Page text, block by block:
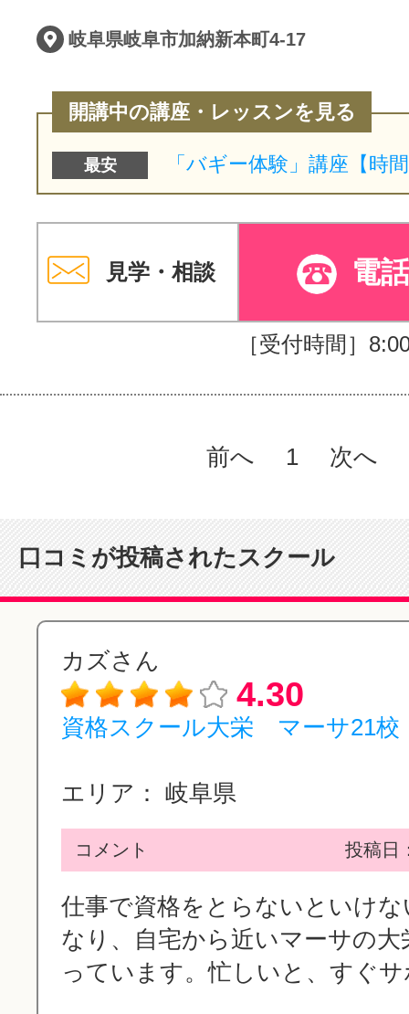
岐阜県岐阜市加納新本町4-17
開講中の講座・レッスンを見る
最安
見学・相談 電
［受付時間］
前へ 1 次へ
口コミが投稿されたスクール
カズさん
4.30
資格スクール大栄 マーサ21校
エリア： 岐阜県
コメント 投稿日
仕事で資格をとらないといけ
なり、自宅から近いマーサの大
っています。忙しいと、すぐサ